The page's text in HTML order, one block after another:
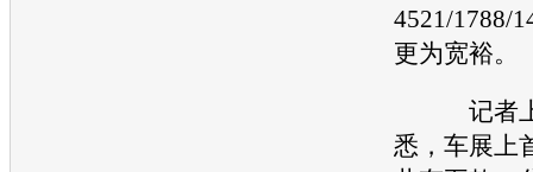
4521/1788/
更为宽裕。
记者上
悉，车展上